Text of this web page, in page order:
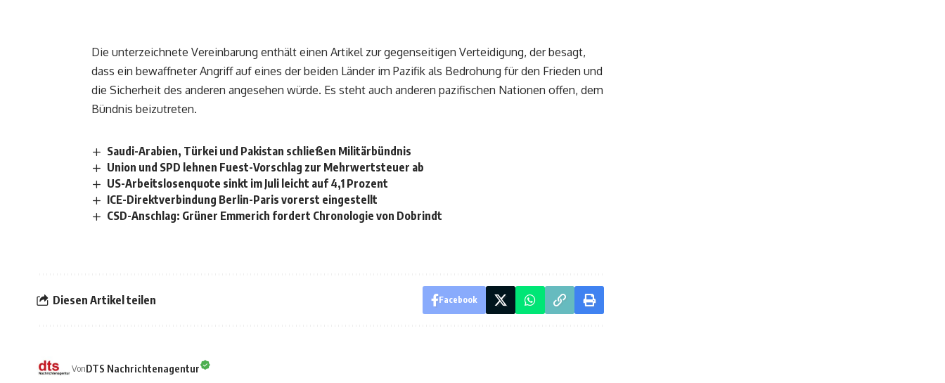
Die unterzeichnete Vereinbarung enthält einen Artikel zur gegenseitigen Verteidigung, der besagt,
dass ein bewaffneter Angriff auf eines der beiden Länder im Pazifik als Bedrohung für den Frieden und
die Sicherheit des anderen angesehen würde. Es steht auch anderen pazifischen Nationen offen, dem
Bündnis beizutreten.
Saudi-Arabien, Türkei und Pakistan schließen Militärbündnis
Union und SPD lehnen Fuest-Vorschlag zur Mehrwertsteuer ab
US-Arbeitslosenquote sinkt im Juli leicht auf 4,1 Prozent
ICE-Direktverbindung Berlin-Paris vorerst eingestellt
CSD-Anschlag: Grüner Emmerich fordert Chronologie von Dobrindt
Diesen Artikel teilen Facebook
VonDTS Nachrichtenagentur